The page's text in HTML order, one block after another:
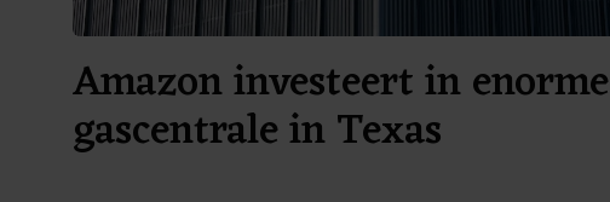
Amazon investeert in enorme
gascentrale in Texas